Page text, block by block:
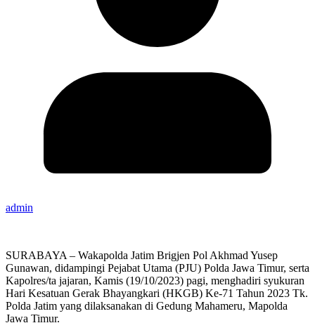
admin
SURABAYA – Wakapolda Jatim Brigjen Pol Akhmad Yusep
Gunawan, didampingi Pejabat Utama (PJU) Polda Jawa Timur, serta
Kapolres/ta jajaran, Kamis (19/10/2023) pagi, menghadiri syukuran
Hari Kesatuan Gerak Bhayangkari (HKGB) Ke-71 Tahun 2023 Tk.
Polda Jatim yang dilaksanakan di Gedung Mahameru, Mapolda
Jawa Timur.